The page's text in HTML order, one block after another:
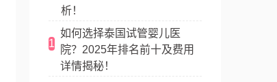
析！
1
如何选择泰国试管婴儿医
院？2025年排名前十及费用
详情揭秘！